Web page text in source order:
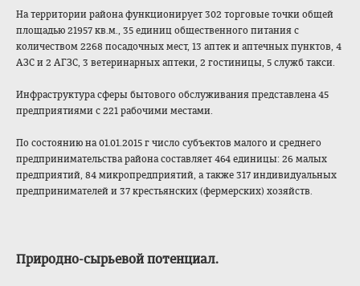
На территории района функционирует 302 торговые точки общей
площадью 21957 кв.м., 35 единиц общественного питания с
количеством 2268 посадочных мест, 13 аптек и аптечных пунктов, 4
АЗС и 2 АГЗС, 3 ветеринарных аптеки, 2 гостиницы, 5 служб такси.
Инфраструктура сферы бытового обслуживания представлена 45
предприятиями с 221 рабочими местами.
По состоянию на 01.01.2015 г число субъектов малого и среднего
предпринимательства района составляет 464 единицы: 26 малых
предприятий, 84 микропредприятий, а также 317 индивидуальных
предпринимателей и 37 крестьянских (фермерских) хозяйств.
Природно-сырьевой потенциал.